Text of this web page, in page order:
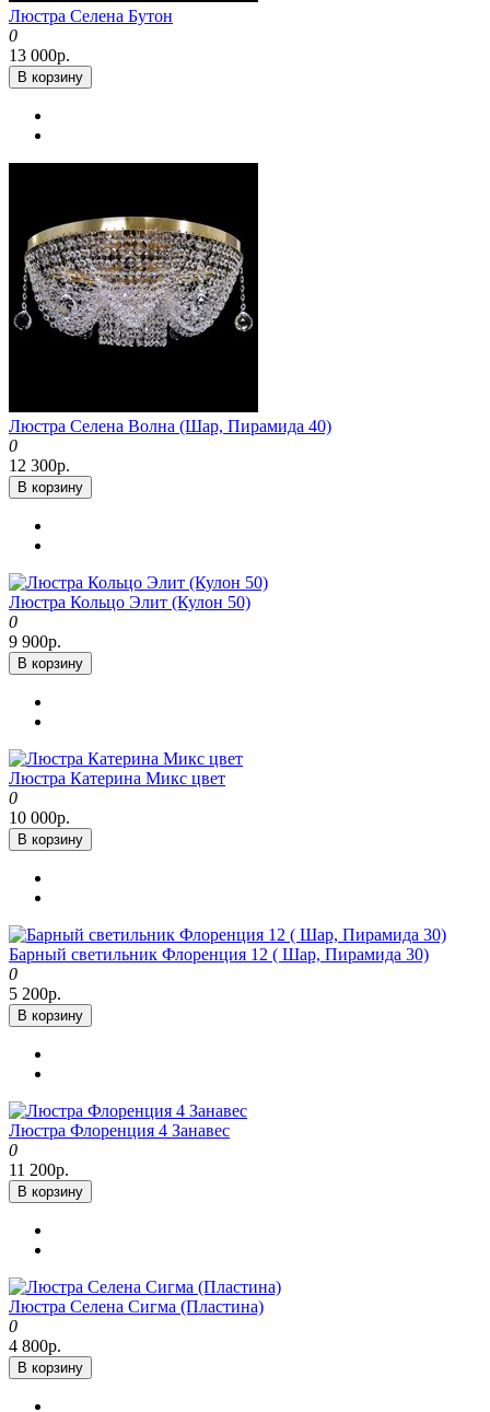
Люстра Селена Бутон
0
13 000р.
В корзину
Люстра Селена Волна (Шар, Пирамида 40)
0
12 300р.
В корзину
Люстра Кольцо Элит (Кулон 50)
0
9 900р.
В корзину
Люстра Катерина Микс цвет
0
10 000р.
В корзину
Барный светильник Флоренция 12 ( Шар, Пирамида 30)
0
5 200р.
В корзину
Люстра Флоренция 4 Занавес
0
11 200р.
В корзину
Люстра Селена Сигма (Пластина)
0
4 800р.
В корзину